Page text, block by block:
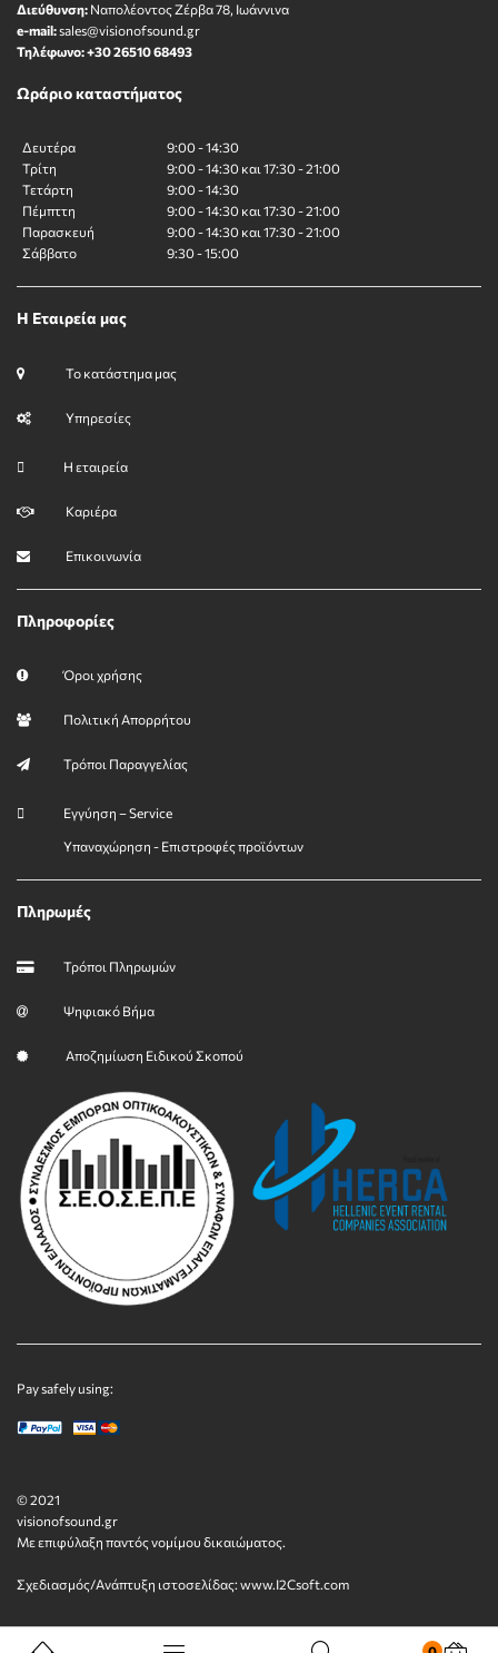
Διεύθυνση: Ναπολέοντος Zέρβα 78, Ιωάννινα
e-mail:sales@visionofsound.gr
Τηλέφωνο:+30 26510 68493
Ωράριο καταστήματος
Δευτέρα
9:00 - 14:30
Τρίτη
9:00 - 14:30 και 17:30 - 21:00
Τετάρτη
9:00 - 14:30
Πέμπττη
9:00 - 14:30 και 17:30 - 21:00
Παρασκευή
9:00 - 14:30 και 17:30 - 21:00
Σάββατο
9:30 - 15:00
Η Εταιρεία μας
Το κατάστημα μας
Υπηρεσίες
Η εταιρεία
Καριέρα
Επικοινωνία
Πληροφορίες
Όροι χρήσης
Πολιτική Απορρήτου
Τρόποι Παραγγελίας
Εγγύηση – Service
Υπαναχώρηση - Επιστροφές προϊόντων
Πληρωμές
Τρόποι Πληρωμών
Ψηφιακό Βήμα
Αποζημίωση Ειδικού Σκοπού
© 2021
visionofsound.gr
Με επιφύλαξη παντός νομίμου δικαιώματος.
Σχεδιασμός/Ανάπτυξη ιστοσελίδας:www.I2Csoft.com
Pay safely using: